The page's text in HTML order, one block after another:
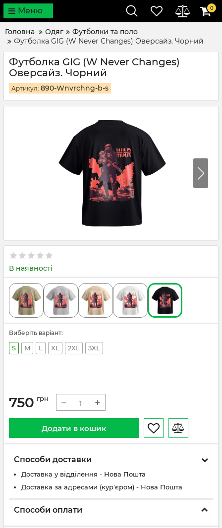
Меню 0
Головна Одяг
Футболки та поло
Футболка GIG (W Never Changes) Оверсайз. Чорний
Футболка GIG (W Never Changes)
Оверсайз. Чорний
Артикул: 890-Wnvrchng-b-s
В наявності
Виберіть варіант:
S M L XL 2XL 3XL
750 грн − +
Додати в кошик
Способи доставки
Доставка у відділення - Нова Пошта
Доставка за адресами (кур'єром) - Нова Пошта
Способи оплати